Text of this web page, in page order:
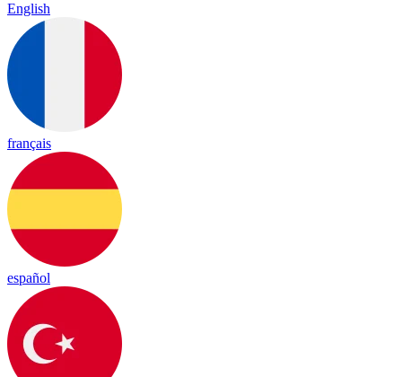
English
français
español